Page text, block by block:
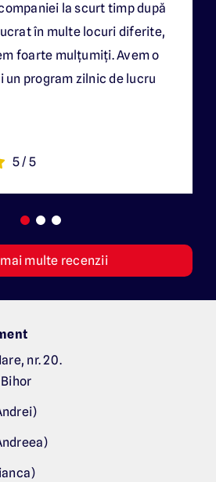
la scurt timp după
în multe locuri diferite,
foarte mulțumiți. Avem o
un program zilnic de lucru
5/ 5
multe recenzii
nr. 20.
Bihor